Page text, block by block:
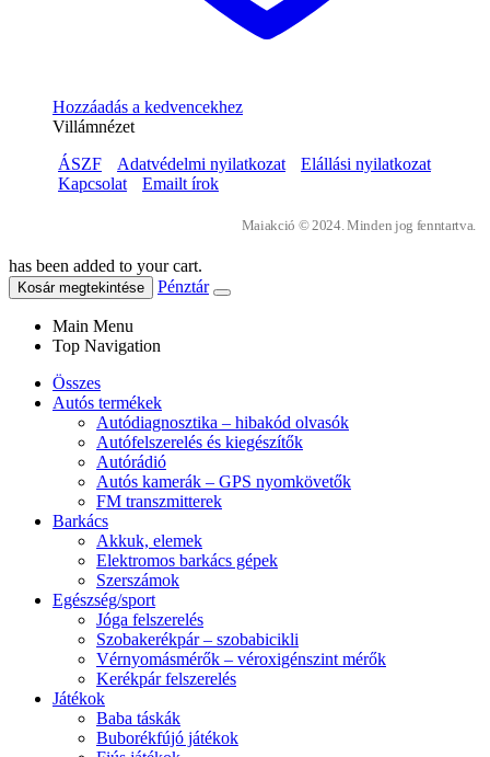
Hozzáadás a kedvencekhez
Villámnézet
ÁSZF
Adatvédelmi nyilatkozat
Elállási nyilatkozat
Kapcsolat
Emailt írok
Maiakció © 2024. Minden jog fenntartva.
has been added to your cart.
Kosár megtekintése Pénztár
Main Menu
Top Navigation
Összes
Autós termékek
Autódiagnosztika – hibakód olvasók
Autófelszerelés és kiegészítők
Autórádió
Autós kamerák – GPS nyomkövetők
FM transzmitterek
Barkács
Akkuk, elemek
Elektromos barkács gépek
Szerszámok
Egészség/sport
Jóga felszerelés
Szobakerékpár – szobabicikli
Vérnyomásmérők – véroxigénszint mérők
Kerékpár felszerelés
Játékok
Baba táskák
Buborékfújó játékok